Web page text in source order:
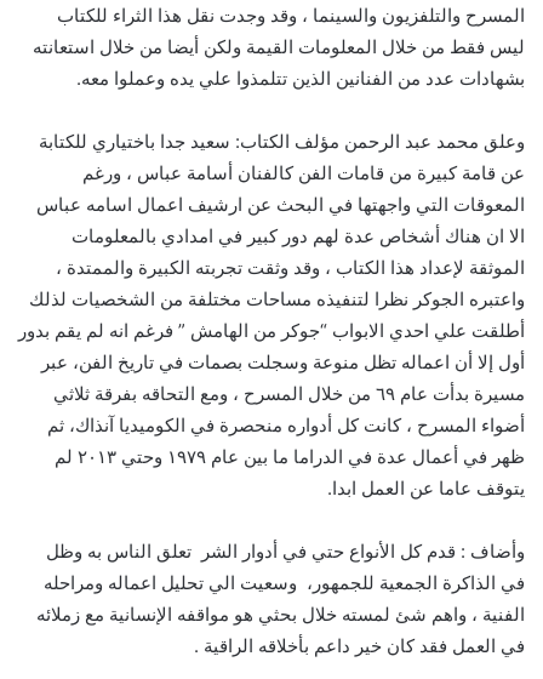
المسرح والتلفزيون والسينما ، وقد وجدت نقل هذا الثراء للكتاب
ليس فقط من خلال المعلومات القيمة ولكن أيضا من خلال استعانته
بشهادات عدد من الفنانين الذين تتلمذوا علي يده وعملوا معه.
وعلق محمد عبد الرحمن مؤلف الكتاب: سعيد جدا باختياري للكتابة
عن قامة كبيرة من قامات الفن كالفنان أسامة عباس ، ورغم
المعوقات التي واجهتها في البحث عن ارشيف اعمال اسامه عباس
الا ان هناك أشخاص عدة لهم دور كبير في امدادي بالمعلومات
الموثقة لإعداد هذا الكتاب ، وقد وثقت تجربته الكبيرة والممتدة ،
واعتبره الجوكر نظرا لتنفيذه مساحات مختلفة من الشخصيات لذلك
أطلقت علي احدي الابواب “جوكر من الهامش ” فرغم انه لم يقم بدور
أول إلا أن اعماله تظل منوعة وسجلت بصمات في تاريخ الفن، عبر
مسيرة بدأت عام ٦٩ من خلال المسرح ، ومع التحاقه بفرقة ثلاثي
أضواء المسرح ، كانت كل أدواره منحصرة في الكوميديا آنذاك، ثم
ظهر في أعمال عدة في الدراما ما بين عام ١٩٧٩ وحتي ٢٠١٣ لم
يتوقف عاما عن العمل ابدا.
وأضاف : قدم كل الأنواع حتي في أدوار الشر تعلق الناس به وظل
في الذاكرة الجمعية للجمهور، وسعيت الي تحليل اعماله ومراحله
الفنية ، واهم شئ لمسته خلال بحثي هو مواقفه الإنسانية مع زملائه
في العمل فقد كان خير داعم بأخلاقه الراقية .